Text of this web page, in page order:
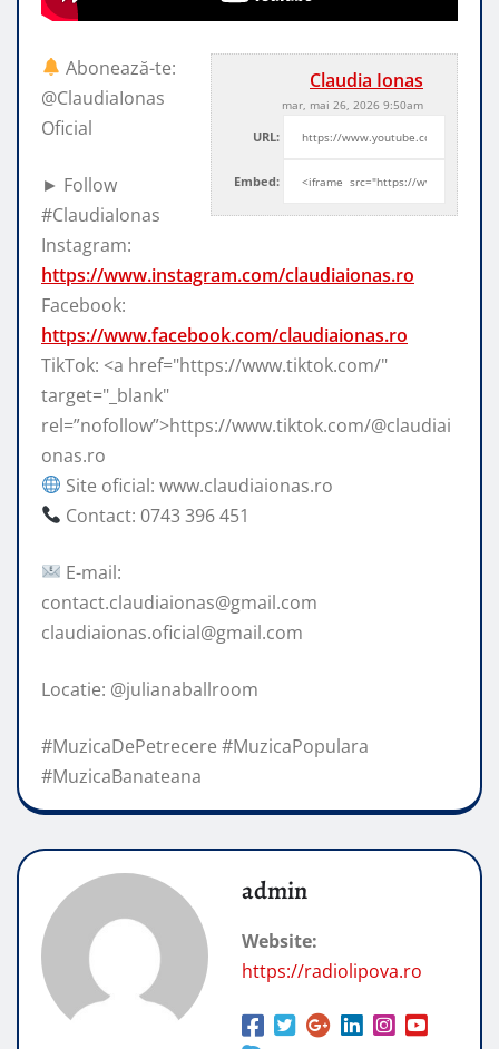
Claudia Ionas
mar, mai 26, 2026 9:50am
URL:
Embed:
Abonează-te:
@ClaudiaIonas
Oficial
► Follow
#ClaudiaIonas
Instagram:
https://www.instagram.com/claudiaionas.ro
Facebook:
https://www.facebook.com/claudiaionas.ro
TikTok: <a href="https://www.tiktok.com/"
target="_blank"
rel=”nofollow”>https://www.tiktok.com/@claudiai
onas.ro
Site oficial: www.claudiaionas.ro
Contact: 0743 396 451
E-mail:
contact.claudiaionas@gmail.com
claudiaionas.oficial@gmail.com
Locatie: @julianaballroom
#MuzicaDePetrecere #MuzicaPopulara
#MuzicaBanateana
admin
Website:
https://radiolipova.ro